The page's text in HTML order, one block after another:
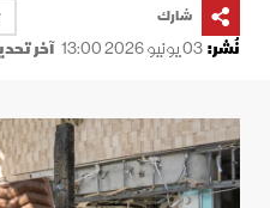
شارك
نُشر:03 يونيو 2026 13:00 آخر